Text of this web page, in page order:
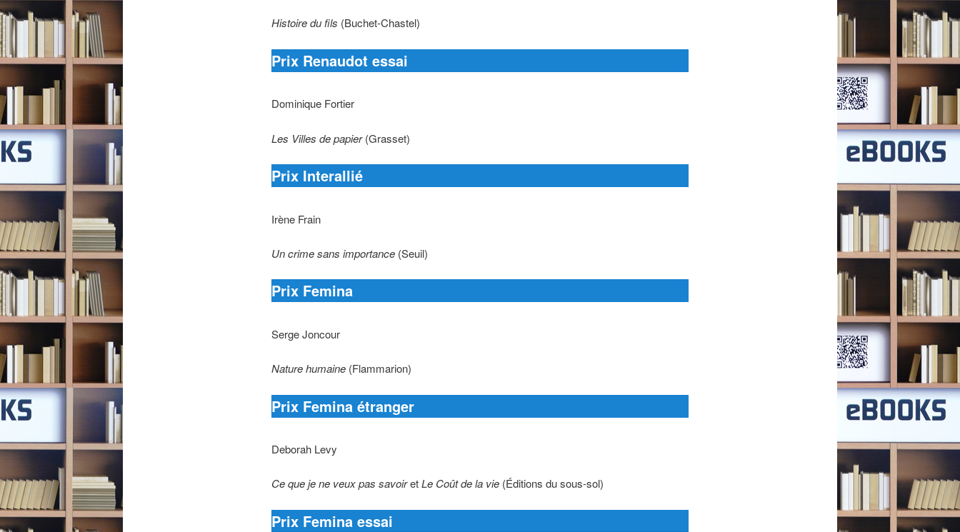
Histoire du fils (Buchet-Chastel)
Prix Renaudot essai
Dominique Fortier
Les Villes de papier(Grasset)
Prix Interallié
Irène Frain
Un crime sans importance(Seuil)
Prix Femina
Serge Joncour
Nature humaine(Flammarion)
Prix Femina étranger
Deborah Levy
Ce que je ne veux pas savoiretLe Coût de la vie(Éditions du sous-sol)
Prix Femina essai